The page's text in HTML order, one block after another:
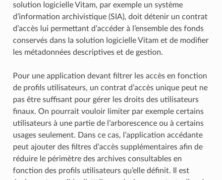
solution logicielle Vitam, par exemple un système
d’information archivistique (SIA), doit détenir un contrat
d’accès lui permettant d’accéder à l’ensemble des fonds
conservés dans la solution logicielle Vitam et de modifier
les métadonnées descriptives et de gestion.
Pour une application devant filtrer les accès en fonction
de profils utilisateurs, un contrat d’accès unique peut ne
pas être suffisant pour gérer les droits des utilisateurs
finaux. On pourrait vouloir limiter par exemple certains
utilisateurs à une partie de l’arborescence ou à certains
usages seulement. Dans ce cas, l’application accédante
peut ajouter des filtres d’accès supplémentaires afin de
réduire le périmètre des archives consultables en
fonction des profils utilisateurs qu’elle définit. Il est